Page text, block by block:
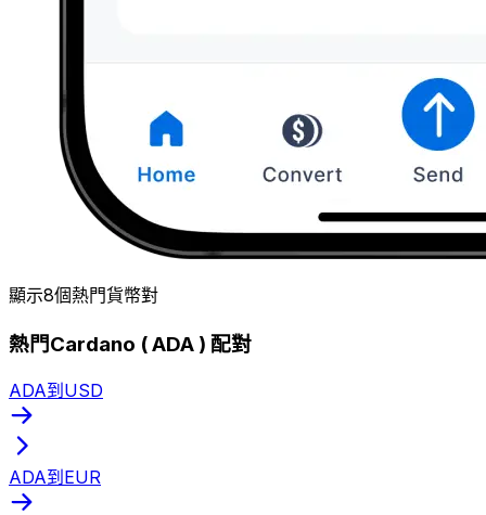
顯示8個熱門貨幣對
熱門Cardano ( ADA ) 配對
ADA到USD
ADA到EUR